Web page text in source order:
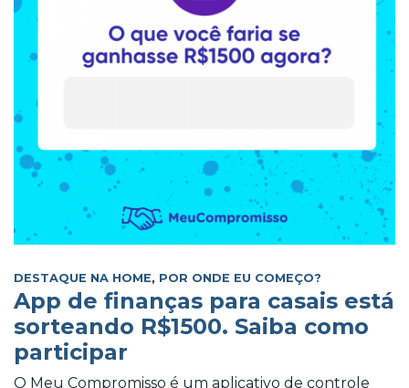
DESTAQUE NA HOME, POR ONDE EU COMEÇO?
App de finanças para casais está
sorteando R$1500. Saiba como
participar
O Meu Compromisso é um aplicativo de controle